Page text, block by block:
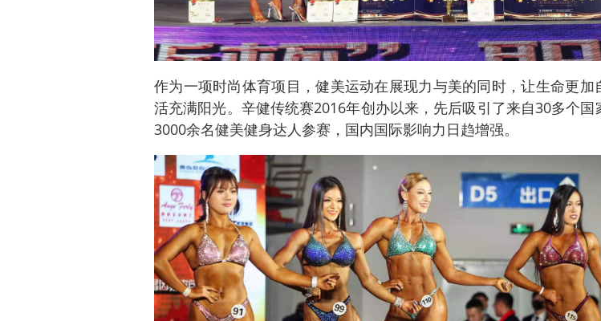
作为一项时尚体育项目，健美运动在展现力与美的同时，让生命更加
活充满阳光。辛健传统赛2016年创办以来，先后吸引了来自30多个国
3000余名健美健身达人参赛，国内国际影响力日趋增强。